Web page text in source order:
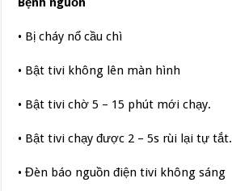
• Bị cháy nổ cầu chì
• Bật tivi không lên màn hình
• Bật tivi chờ 5 – 15 phút mới chạy.
• Bật tivi chạy được 2 – 5s rùi lại tự tắt.
• Đèn báo nguồn điện tivi không sáng